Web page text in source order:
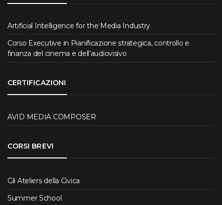
Artificial Intelligence for the Media Industry
Corso Executive in Pianificazione strategica, controllo e
finanza del cinema e dell’audiovisivo
CERTIFICAZIONI
AVID MEDIA COMPOSER
CORSI BREVI
Gli Ateliers della Civica
Summer School